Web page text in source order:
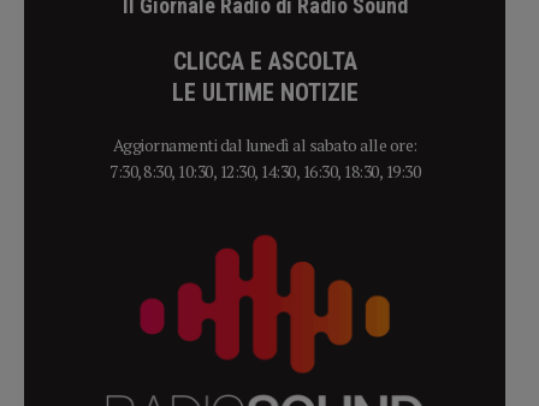
Il Giornale Radio di Radio Sound
CLICCA E ASCOLTA
LE ULTIME NOTIZIE
Aggiornamenti dal lunedì al sabato alle ore:
7:30, 8:30, 10:30, 12:30, 14:30, 16:30, 18:30, 19:30